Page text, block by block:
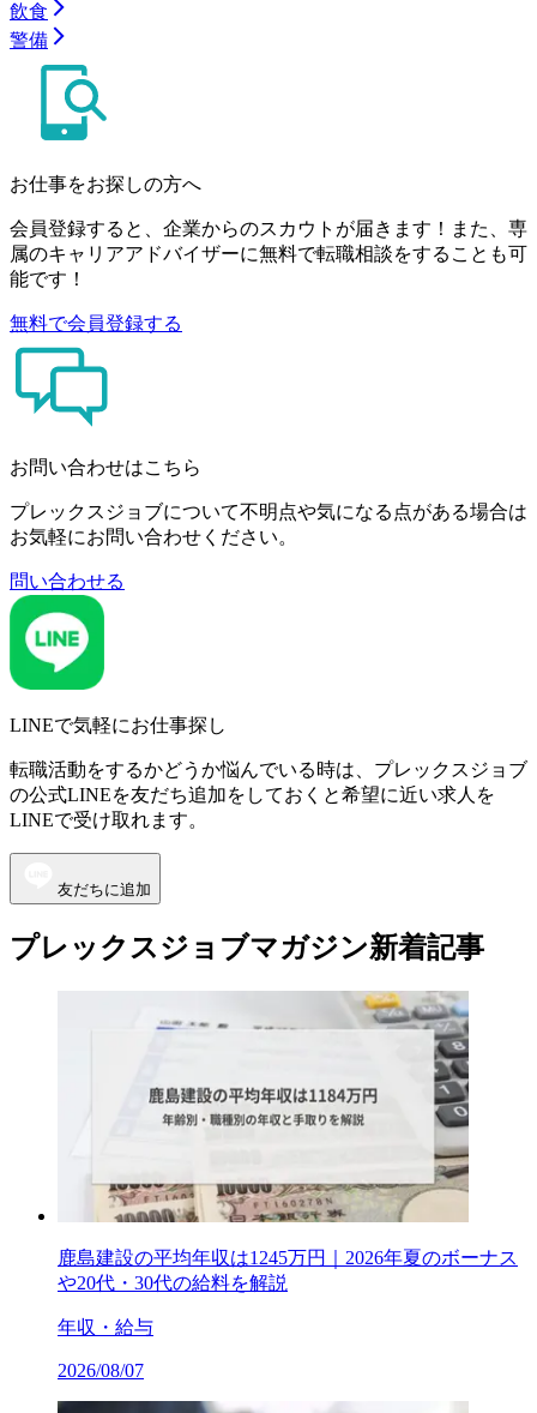
飲食
警備
お仕事をお探しの方へ
会員登録すると、企業からのスカウトが届きます！また、専
属のキャリアアドバイザーに無料で転職相談をすることも可
能です！
無料で会員登録する
お問い合わせはこちら
プレックスジョブについて不明点や気になる点がある場合は
お気軽にお問い合わせください。
問い合わせる
LINEで気軽にお仕事探し
転職活動をするかどうか悩んでいる時は、プレックスジョブ
の公式LINEを友だち追加をしておくと希望に近い求人を
LINEで受け取れます。
友だちに追加
プレックスジョブマガジン新着記事
鹿島建設の平均年収は1245万円｜2026年夏のボーナス
や20代・30代の給料を解説
年収・給与
2026/08/07